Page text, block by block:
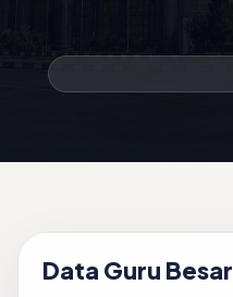
Data Guru Besar